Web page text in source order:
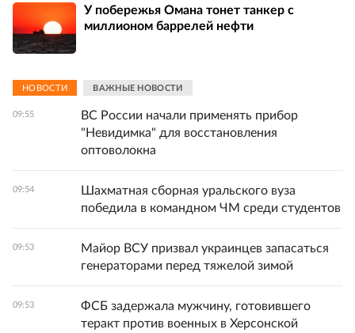
У побережья Омана тонет танкер с
миллионом баррелей нефти
НОВОСТИ ВАЖНЫЕ НОВОСТИ
09:55
ВС России начали применять прибор
"Невидимка" для восстановления
оптоволокна
09:54
Шахматная сборная уральского вуза
победила в командном ЧМ среди студентов
09:53
Майор ВСУ призвал украинцев запасаться
генераторами перед тяжелой зимой
09:53
ФСБ задержала мужчину, готовившего
теракт против военных в Херсонской